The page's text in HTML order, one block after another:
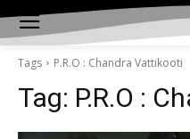
Tags P.R.O : Chandra Vattikooti
Tag: P.R.O :